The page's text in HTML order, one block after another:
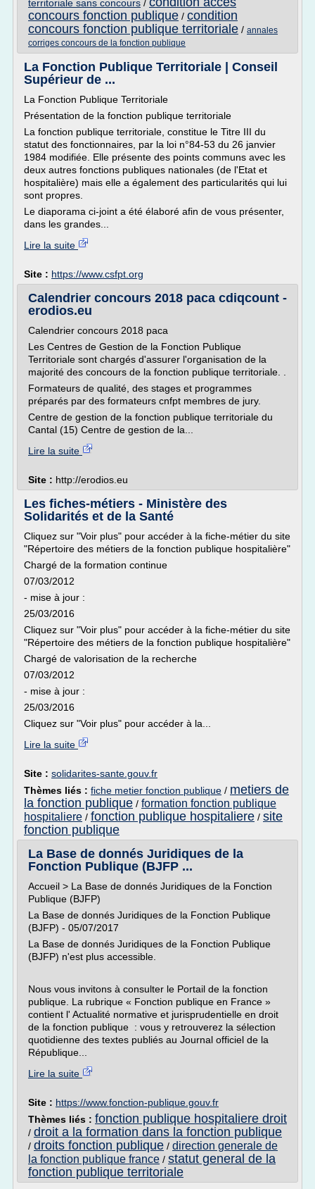
territoriale sans concours /
concours fonction publique / condition
concours fonction publique territoriale / annales
corriges concours de la fonction publique
La Fonction Publique Territoriale | Conseil
Supérieur de ...
La Fonction Publique Territoriale
Présentation de la fonction publique territoriale
La fonction publique territoriale, constitue le Titre III du
statut des fonctionnaires, par la loi n°84-53 du 26 janvier
1984 modifiée. Elle présente des points communs avec les
deux autres fonctions publiques nationales (de l'Etat et
hospitalière) mais elle a également des particularités qui lui
sont propres.
Le diaporama ci-joint a été élaboré afin de vous présenter,
dans les grandes...
Lire la suite
Site : https://www.csfpt.org
Calendrier concours 2018 paca cdiqcount -
erodios.eu
Calendrier concours 2018 paca
Les Centres de Gestion de la Fonction Publique
Territoriale sont chargés d'assurer l'organisation de la
majorité des concours de la fonction publique territoriale. .
Formateurs de qualité, des stages et programmes
préparés par des formateurs cnfpt membres de jury.
Centre de gestion de la fonction publique territoriale du
Cantal (15) Centre de gestion de la...
Lire la suite
Site : http://erodios.eu
Les fiches-métiers - Ministère des
Solidarités et de la Santé
Cliquez sur "Voir plus" pour accéder à la fiche-métier du site
"Répertoire des métiers de la fonction publique hospitalière"
Chargé de la formation continue
07/03/2012
- mise à jour :
25/03/2016
Cliquez sur "Voir plus" pour accéder à la fiche-métier du site
"Répertoire des métiers de la fonction publique hospitalière"
Chargé de valorisation de la recherche
07/03/2012
- mise à jour :
25/03/2016
Cliquez sur "Voir plus" pour accéder à la...
Lire la suite
Site : solidarites-sante.gouv.fr
Thèmes liés : fiche metier fonction publique / metiers de
la fonction publique / formation fonction publique
hospitaliere / fonction publique hospitaliere / site
fonction publique
La Base de donnés Juridiques de la
Fonction Publique (BJFP ...
Accueil > La Base de donnés Juridiques de la Fonction
Publique (BJFP)
La Base de donnés Juridiques de la Fonction Publique
(BJFP) - 05/07/2017
La Base de donnés Juridiques de la Fonction Publique
(BJFP) n'est plus accessible.
Nous vous invitons à consulter le Portail de la fonction
publique. La rubrique « Fonction publique en France »
contient l' Actualité normative et jurisprudentielle en droit
de la fonction publique : vous y retrouverez la sélection
quotidienne des textes publiés au Journal officiel de la
République...
Lire la suite
Site : https://www.fonction-publique.gouv.fr
Thèmes liés : fonction publique hospitaliere droit
/ droit a la formation dans la fonction publique
/ droits fonction publique / direction generale de
la fonction publique france / statut general de la
fonction publique territoriale